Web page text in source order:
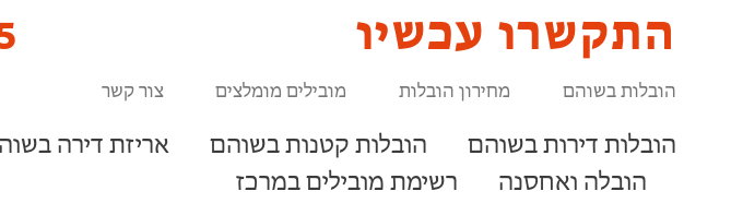
התקשרו עכשיו
הובלות בשוהם מחירון הובלות מובילים מומלצים צור קשר
הובלות דירות בשוהם הובלות קטנות בשוהם אריזת דירה
הובלה ואחסנה
רשימת מובילים במרכז